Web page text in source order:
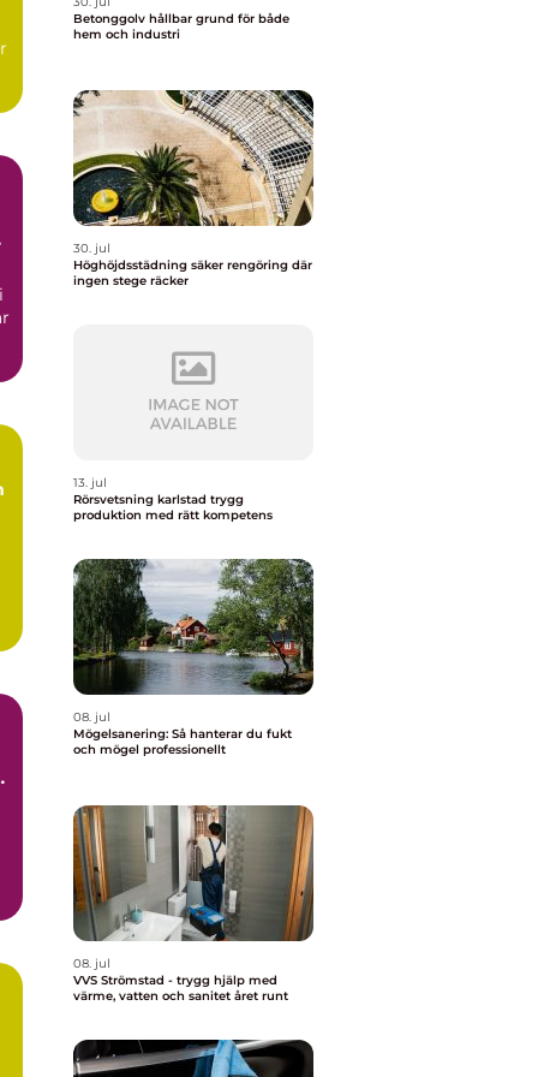
Betonggolv hållbar grund för både
hem och industri
30. jul
Höghöjdsstädning säker rengöring där
ingen stege räcker
13. jul
Rörsvetsning karlstad trygg
produktion med rätt kompetens
08. jul
Mögelsanering: Så hanterar du fukt
och mögel professionellt
08. jul
VVS Strömstad - trygg hjälp med
värme, vatten och sanitet året runt